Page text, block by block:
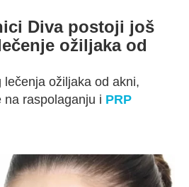
Diva postoji još
ožiljaka od
ožiljaka od akni,
na raspolaganju i PRP